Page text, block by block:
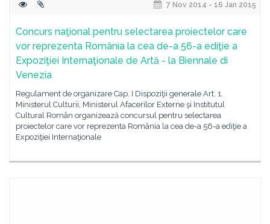
7 Nov 2014 - 16 Jan 2015
Concurs naţional pentru selectarea proiectelor care
vor reprezenta România la cea de-a 56-a ediţie a
Expoziţiei Internaţionale de Artă - la Biennale di
Venezia
Regulament de organizare Cap. I Dispoziţii generale Art. 1.
Ministerul Culturii, Ministerul Afacerilor Externe şi Institutul
Cultural Român organizează concursul pentru selectarea
proiectelor care vor reprezenta România la cea de-a 56-a ediţie a
Expoziţiei Internaţionale